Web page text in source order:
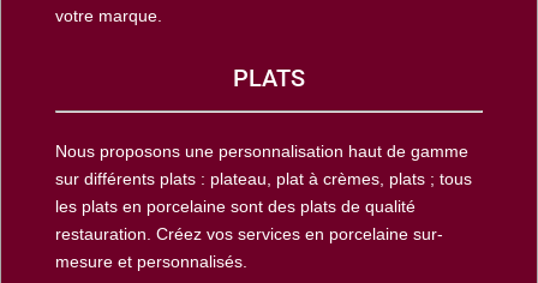
votre marque.
PLATS
Nous proposons une personnalisation haut de gamme
sur différents plats : plateau, plat à crèmes, plats ; tous
les plats en porcelaine sont des plats de qualité
restauration. Créez vos services en porcelaine sur-
mesure et personnalisés.